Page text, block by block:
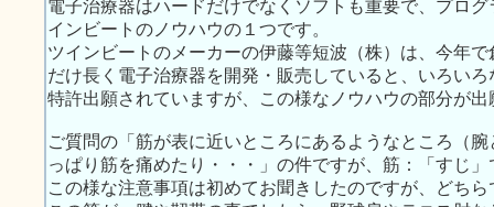
電子治療器はハードだけでなくソフトも重要で、プロ
インビートのノウハウの１つです。
ツインビートのメーカーの伊藤等短波（株）は、今年
だけ長く電子治療器を開発・販売していると、いろい
特許出願されていますが、この様なノウハウの部分が
ご質問の「筋が表に近いところにあるようなところ（
っぱり筋を痛めたり・・・」の件ですが、筋：「すじ
この様な注意事項は初めてお聞きしたのですが、どち